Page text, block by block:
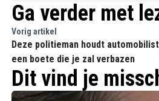
Ga verder met
Vorig artikel
Deze politieman houdt
een boete die je zal verbazen
Dit vind je